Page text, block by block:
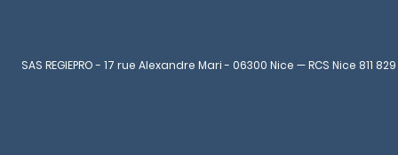
SAS REGIEPRO - 17 rue Alexandre Mari - 06300 Nice — RCS Nice 811